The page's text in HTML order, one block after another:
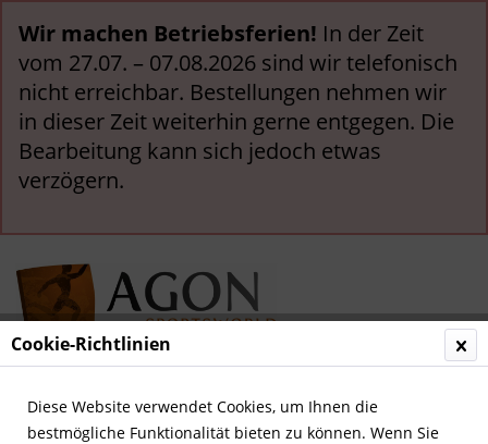
Wir machen Betriebsferien! In der Zeit
vom 27.07. – 07.08.2026 sind wir telefonisch
nicht erreichbar. Bestellungen nehmen wir
in dieser Zeit weiterhin gerne entgegen. Die
Bearbeitung kann sich jedoch etwas
verzögern.
Menü
Cookie-Richtlinien
Diese Website verwendet Cookies, um Ihnen die
bestmögliche Funktionalität bieten zu können. Wenn Sie